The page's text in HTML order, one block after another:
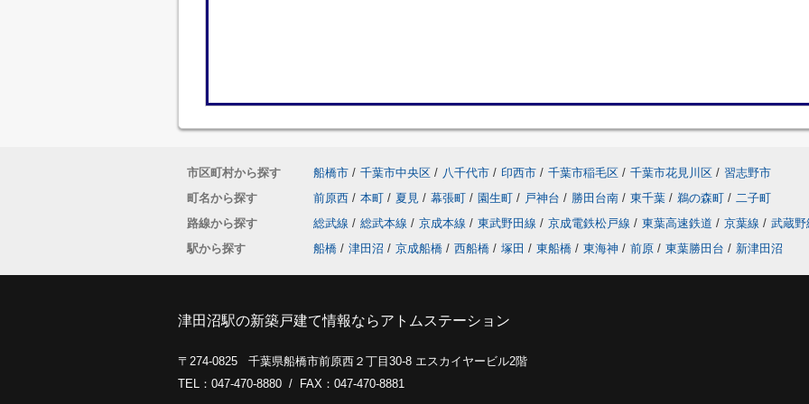
市区町村から探す 船橋市 / 千葉市中央区 / 八千代市 / 印西市 / 千葉市稲毛区 / 千葉市花見川区 / 習志野市
町名から探す
前原西 / 本町 / 夏見 / 幕張町 / 園生町 / 戸神台 / 勝田台南 / 東千葉 / 鵜の森町 / 二子町
路線から探す
総武線 / 総武本線 / 京成本線 / 東武野田線 / 京成電鉄松戸線 / 東葉高速鉄道 / 京葉線 / 武蔵野
駅から探す
船橋 / 津田沼 / 京成船橋 / 西船橋 / 塚田 / 東船橋 / 東海神 / 前原 / 東葉勝田台 / 新津田沼
津田沼駅の新築戸建て情報ならアトムステーション
〒274-0825 千葉県船橋市前原西２丁目30-8 エスカイヤービル2階
TEL：047-470-8880 / FAX：047-470-8881